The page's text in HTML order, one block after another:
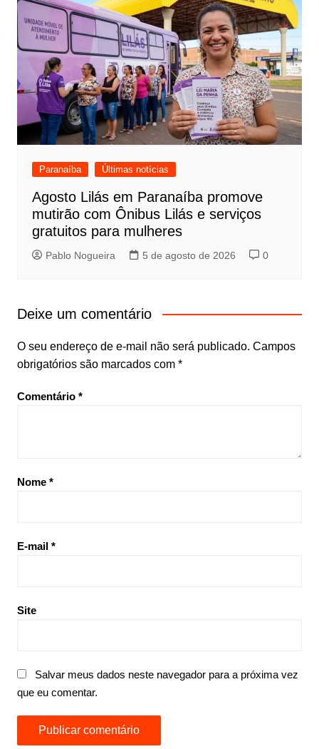
Paranaíba Últimas notícias
Agosto Lilás em Paranaíba promove
mutirão com Ônibus Lilás e serviços
gratuitos para mulheres
Pablo Nogueira 5 de agosto de 2026 0
Deixe um comentário
O seu endereço de e-mail não será publicado. Campos
obrigatórios são marcados com *
Comentário *
Nome *
E-mail *
Site
Salvar meus dados neste navegador para a próxima vez
que eu comentar.